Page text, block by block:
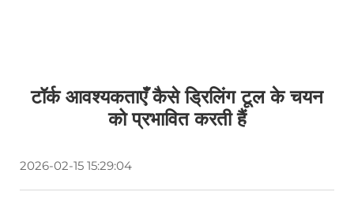
टॉर्क आवश्यकताएँ कैसे ड्रिलिंग टूल के चयन
को प्रभावित करती हैं
2026-02-15 15:29:04